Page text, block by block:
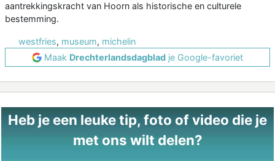
aantrekkingskracht van Hoorn als historische en culturele
bestemming.
westfries, museum, michelin
Maak Drechterlandsdagblad je Google-favoriet
Heb je een leuke tip, foto of video die je
met ons wilt delen?